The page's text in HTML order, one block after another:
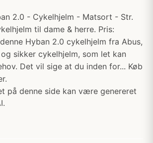
2.0 - Cykelhjelm - Matsort - Str.
til dame & herre. Pris:
Hyban 2.0 cykelhjelm fra Abus,
sikker cykelhjelm, som let kan
Det vil sige at du inden for... Køb
på denne side kan være genereret